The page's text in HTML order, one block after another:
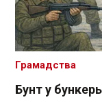
Бунт у
Грамадства